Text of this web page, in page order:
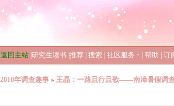
返回主站 研究生读书 推荐 搜索 社区服务 帮助 订
2010年调查趣事 » 王晶：一路且行且歌——南漳暑假调